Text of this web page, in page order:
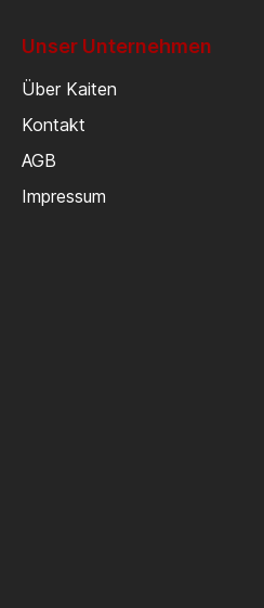
Unser Unternehmen
Über Kaiten
Kontakt
AGB
Impressum